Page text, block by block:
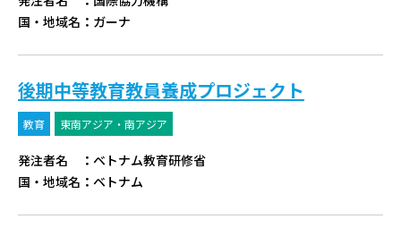
国・地域名 ： ガーナ
後期中等教育教員養成プロジェクト
教育 東南アジア・南アジア
発注者名 ： ベトナム教育研修省
国・地域名 ： ベトナム